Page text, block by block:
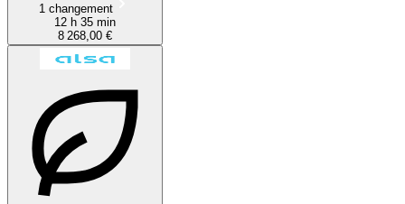
1 changement
12 h 35 min
8 268,00 €